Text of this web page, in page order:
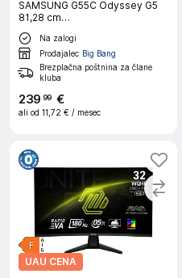
SAMSUNG G55C Odyssey G5
81,28 cm
32"/VA/16:9/2560x1440/HDMI/DP
računalniški monitor
Na zalogi
Prodajalec Big Bang
Brezplačna poštnina za člane
kluba
239 99 €
ali od 11,72 € / mesec
UAU CENA